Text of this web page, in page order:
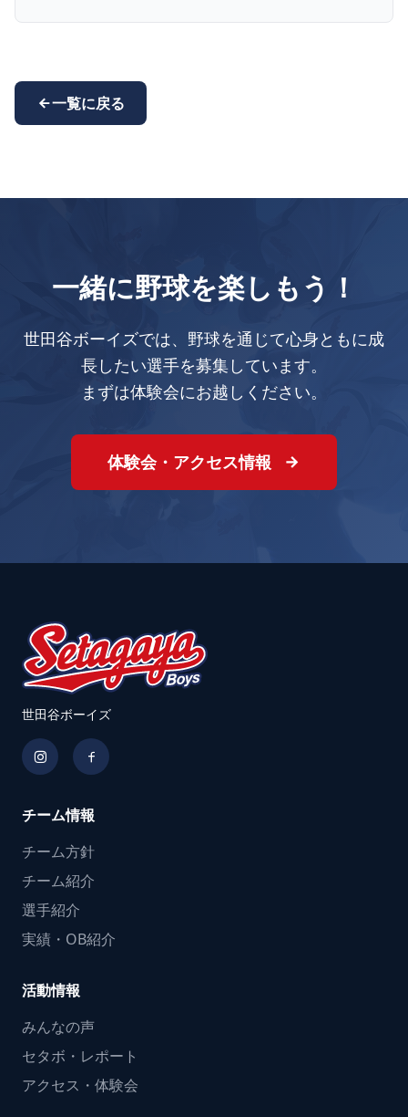
一覧に戻る
一緒に野球を楽しもう！
世田谷ボーイズでは、野球を通じて心身ともに成
長したい選手を募集しています。
まずは体験会にお越しください。
体験会・アクセス情報
世田谷ボーイズ
チーム情報
チーム方針
チーム紹介
選手紹介
実績・OB紹介
活動情報
みんなの声
セタボ・レポート
アクセス・体験会